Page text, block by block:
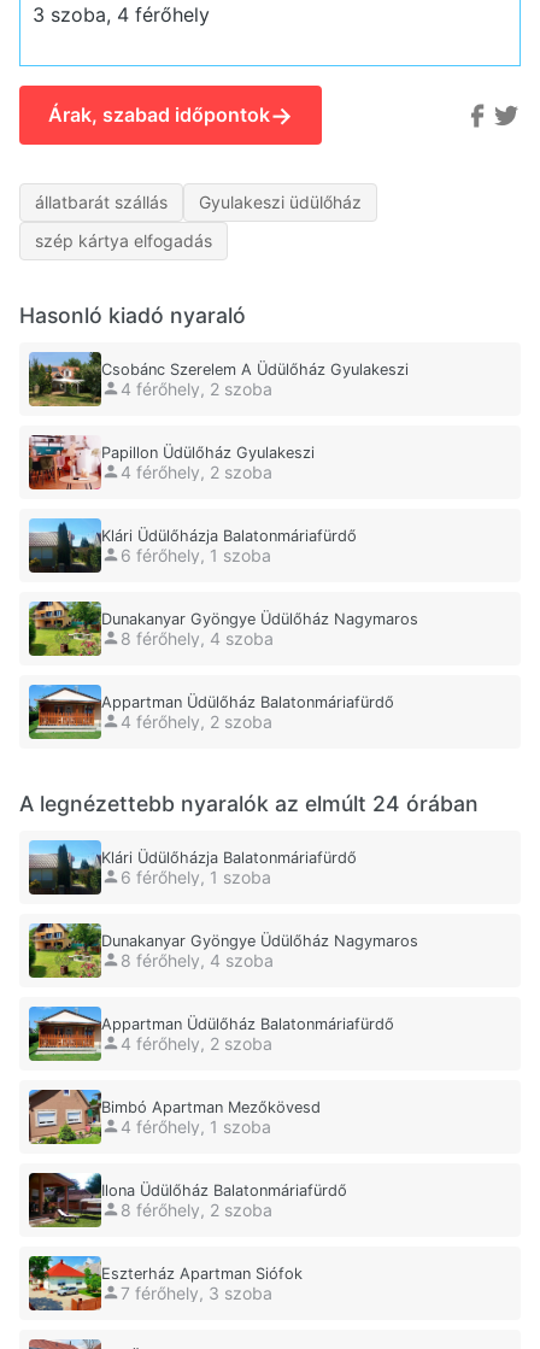
3 szoba, 4 férőhely
Árak, szabad időpontok→
állatbarát szállás
Gyulakeszi üdülőház
szép kártya elfogadás
Hasonló kiadó nyaraló
Csobánc Szerelem A Üdülőház Gyulakeszi
4 férőhely, 2 szoba
Papillon Üdülőház Gyulakeszi
4 férőhely, 2 szoba
Klári Üdülőházja Balatonmáriafürdő
6 férőhely, 1 szoba
Dunakanyar Gyöngye Üdülőház Nagymaros
8 férőhely, 4 szoba
Appartman Üdülőház Balatonmáriafürdő
4 férőhely, 2 szoba
A legnézettebb nyaralók az elmúlt 24 órában
Klári Üdülőházja Balatonmáriafürdő
6 férőhely, 1 szoba
Dunakanyar Gyöngye Üdülőház Nagymaros
8 férőhely, 4 szoba
Appartman Üdülőház Balatonmáriafürdő
4 férőhely, 2 szoba
Bimbó Apartman Mezőkövesd
4 férőhely, 1 szoba
Ilona Üdülőház Balatonmáriafürdő
8 férőhely, 2 szoba
Eszterház Apartman Siófok
7 férőhely, 3 szoba